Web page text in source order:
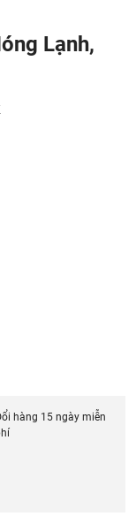
Lạnh,
hàng 15 ngày miễn